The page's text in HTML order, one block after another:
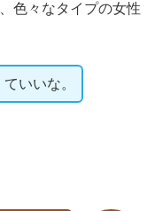
、色々なタイプの女性
いいな。